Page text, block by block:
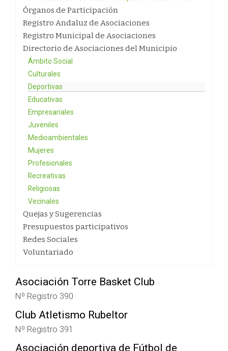
Órganos de Participación
Registro Andaluz de Asociaciones
Registro Municipal de Asociaciones
Directorio de Asociaciones del Municipio
Ámbito Social
Culturales
Deportivas
Educativas
Empresariales
Juveniles
Medioambientales
Mujeres
Profesionales
Recreativas
Religiosas
Vecinales
Quejas y Sugerencias
Presupuestos participativos
Redes Sociales
Voluntariado
Asociación Torre Basket Club
Nº Registro 390
Club Atletismo Rubeltor
Nº Registro 391
Asociación deportiva de Fútbol de